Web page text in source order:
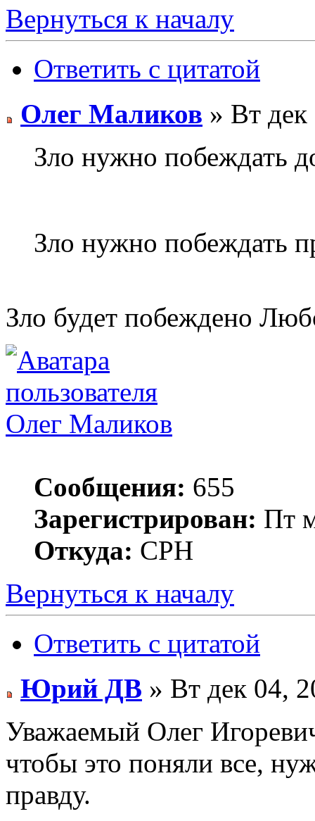
Вернуться к началу
Ответить с цитатой
Олег Маликов » Вт
Зло нужно побеждать
Зло нужно побеждать
Зло будет побеждено
Олег Маликов
Сообщения: 655
Зарегистрирован: Пт
Откуда: СРН
Вернуться к началу
Ответить с цитатой
Юрий ДВ » Вт дек 04,
Уважаемый Олег
чтобы это поняли все,
правду.